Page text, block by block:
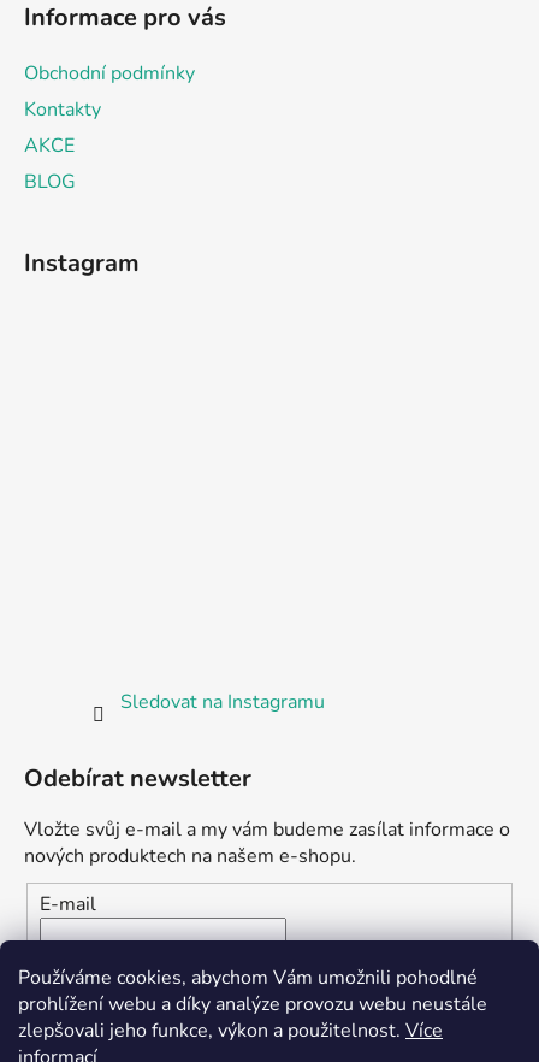
Používáme cookies, abychom Vám umožnili pohodlné
prohlížení webu a díky analýze provozu webu neustále
zlepšovali jeho funkce, výkon a použitelnost. Více
Informace pro vás
Obchodní podmínky
Kontakty
AKCE
BLOG
Instagram
Sledovat na Instagramu
Odebírat newsletter
Vložte svůj e-mail a my vám budeme zasílat informace o
nových produktech na našem e-shopu.
E-mail
Vložením e-mailu souhlasíte s
podmínkami ochrany
osobních údajů
PŘIHLÁSIT SE